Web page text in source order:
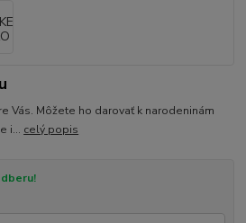
Vás. Môžete ho darovať k narodeninám
i... celý popis